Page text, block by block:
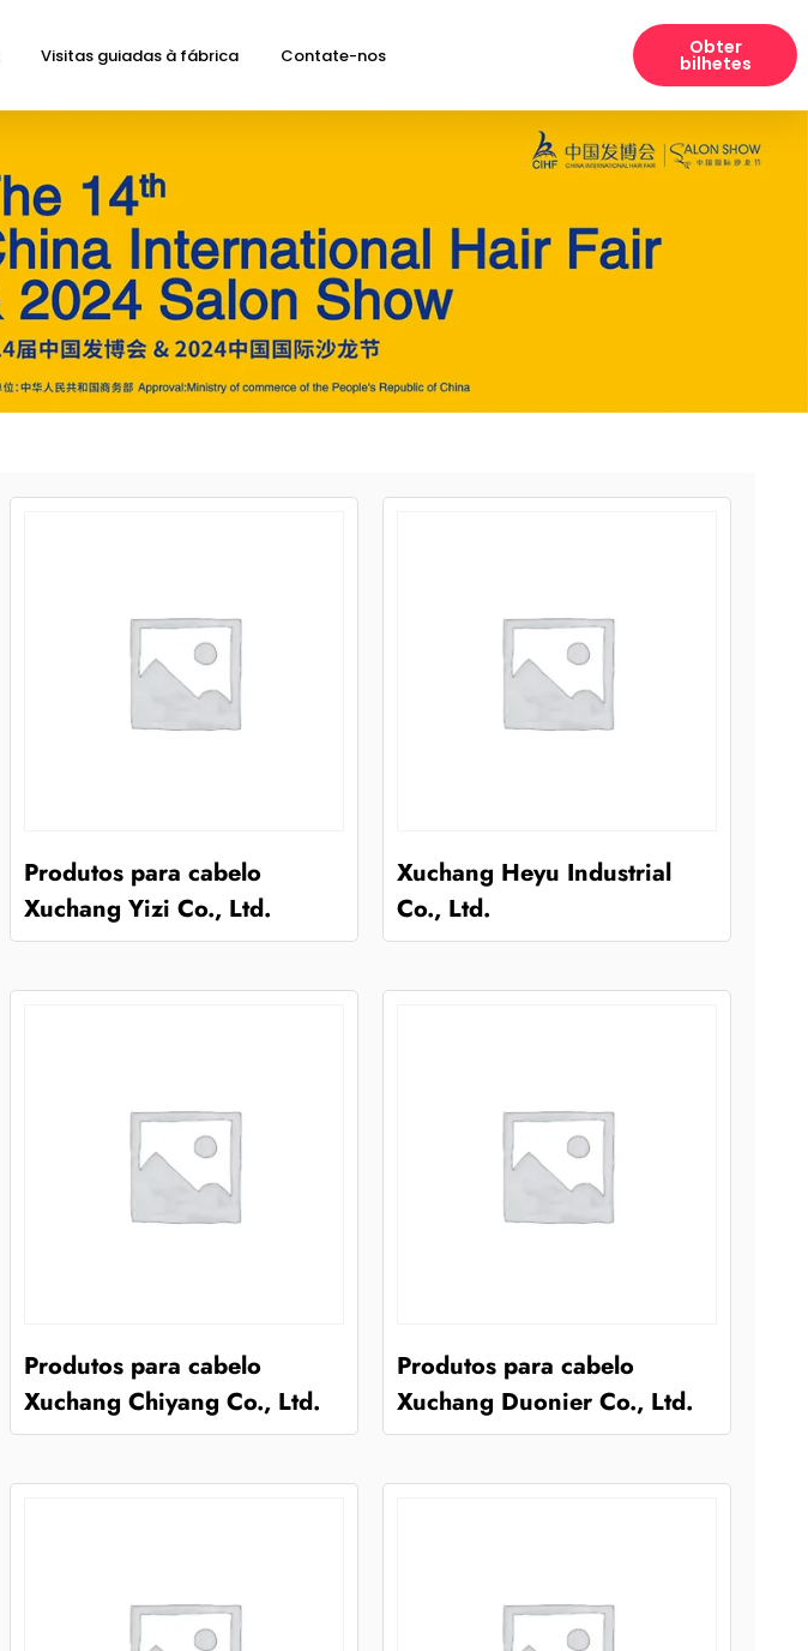
Visitas guiadas à fábrica Contate-nos Obter
bilhetes
Produtos para cabelo
Xuchang Yizi Co., Ltd.
Xuchang Heyu Industrial
Co., Ltd.
Produtos para cabelo
Xuchang Chiyang Co., Ltd.
Produtos para cabelo
Xuchang Duonier Co., Ltd.